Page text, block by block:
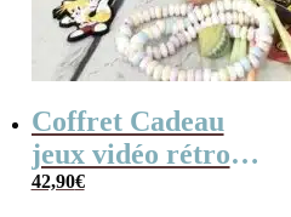
Coffret Cadeau
jeux vidéo rétro
(avec sa console de
42,90€